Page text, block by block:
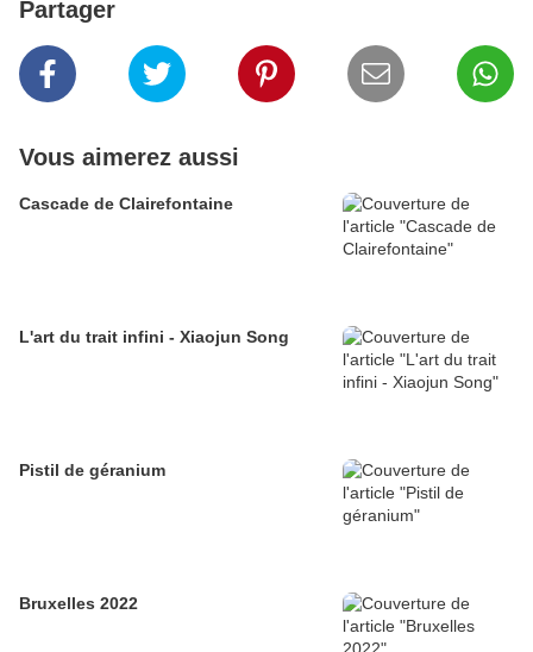
Partager
Vous aimerez aussi
Cascade de Clairefontaine
L'art du trait infini - Xiaojun Song
Pistil de géranium
Bruxelles 2022